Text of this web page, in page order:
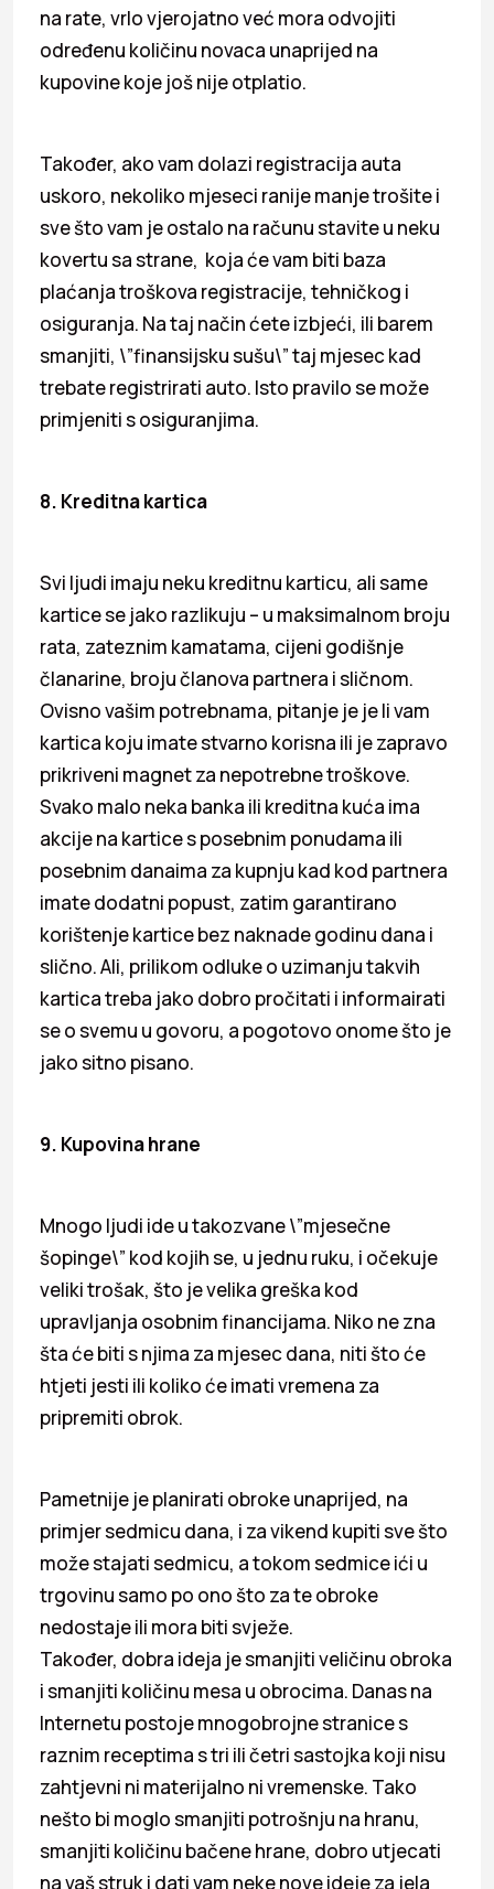
na rate, vrlo vjerojatno već mora odvojiti
određenu količinu novaca unaprijed na
kupovine koje još nije otplatio.
Također, ako vam dolazi registracija auta
uskoro, nekoliko mjeseci ranije manje trošite i
sve što vam je ostalo na računu stavite u neku
kovertu sa strane, koja će vam biti baza
plaćanja troškova registracije, tehničkog i
osiguranja. Na taj način ćete izbjeći, ili barem
smanjiti, \”finansijsku sušu\” taj mjesec kad
trebate registrirati auto. Isto pravilo se može
primjeniti s osiguranjima.
8. Kreditna kartica
Svi ljudi imaju neku kreditnu karticu, ali same
kartice se jako razlikuju – u maksimalnom broju
rata, zateznim kamatama, cijeni godišnje
članarine, broju članova partnera i sličnom.
Ovisno vašim potrebnama, pitanje je je li vam
kartica koju imate stvarno korisna ili je zapravo
prikriveni magnet za nepotrebne troškove.
Svako malo neka banka ili kreditna kuća ima
akcije na kartice s posebnim ponudama ili
posebnim danaima za kupnju kad kod partnera
imate dodatni popust, zatim garantirano
korištenje kartice bez naknade godinu dana i
slično. Ali, prilikom odluke o uzimanju takvih
kartica treba jako dobro pročitati i informairati
se o svemu u govoru, a pogotovo onome što je
jako sitno pisano.
9. Kupovina hrane
Mnogo ljudi ide u takozvane \”mjesečne
šopinge\” kod kojih se, u jednu ruku, i očekuje
veliki trošak, što je velika greška kod
upravljanja osobnim financijama. Niko ne zna
šta će biti s njima za mjesec dana, niti što će
htjeti jesti ili koliko će imati vremena za
pripremiti obrok.
Pametnije je planirati obroke unaprijed, na
primjer sedmicu dana, i za vikend kupiti sve što
može stajati sedmicu, a tokom sedmice ići u
trgovinu samo po ono što za te obroke
nedostaje ili mora biti svježe.
Također, dobra ideja je smanjiti veličinu obroka
i smanjiti količinu mesa u obrocima. Danas na
Internetu postoje mnogobrojne stranice s
raznim receptima s tri ili četri sastojka koji nisu
zahtjevni ni materijalno ni vremenske. Tako
nešto bi moglo smanjiti potrošnju na hranu,
smanjiti količinu bačene hrane, dobro utjecati
na vaš struk i dati vam neke nove ideje za jela